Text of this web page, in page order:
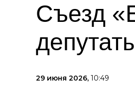
Съезд
29 июня 2026, 10:49